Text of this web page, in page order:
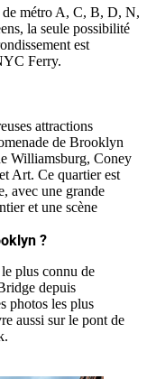
de métro A, C, B, D, N,
la seule possibilité
est
Ferry.
attractions
de Brooklyn
Williamsburg, Coney
Art. Ce quartier est
avec une grande
et une scène
?
plus connu de
depuis
photos les plus
aussi sur le pont de